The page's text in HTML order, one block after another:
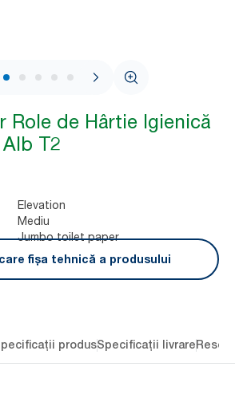
1 / 7
Role de Hârtie Igienică
T2
Elevation
Mediu
Jumbo toilet paper
fișa tehnică a produsului
produsSpecificații livrare